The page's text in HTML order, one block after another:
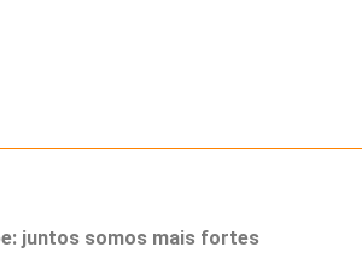
juntos somos mais fortes